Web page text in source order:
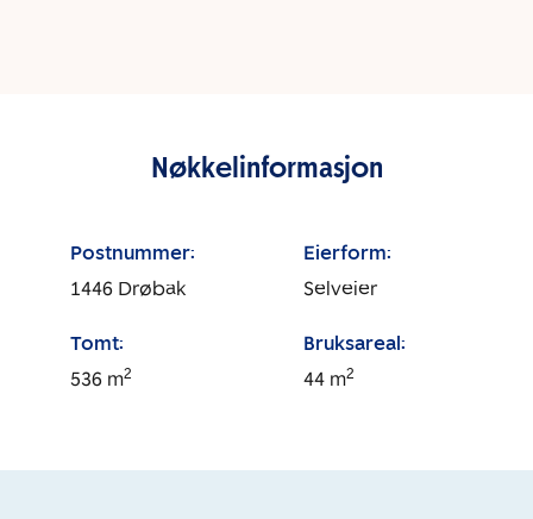
Nøkkelinformasjon
Postnummer:
1446 Drøbak
Eierform:
Selveier
Tomt:
536 m2
Bruksareal:
44 m2